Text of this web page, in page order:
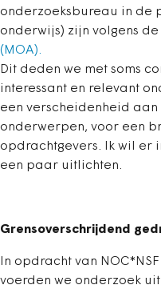
onderzoeksbureau in de
onderwijs) zijn volgens de
(MOA).
Dit deden we met soms
interessant en relevant
een verscheidenheid
onderwerpen, voor een
opdrachtgevers. Ik wil er
een paar uitlichten.
Grensoverschrijdend
In opdracht van
voerden we onderzoek